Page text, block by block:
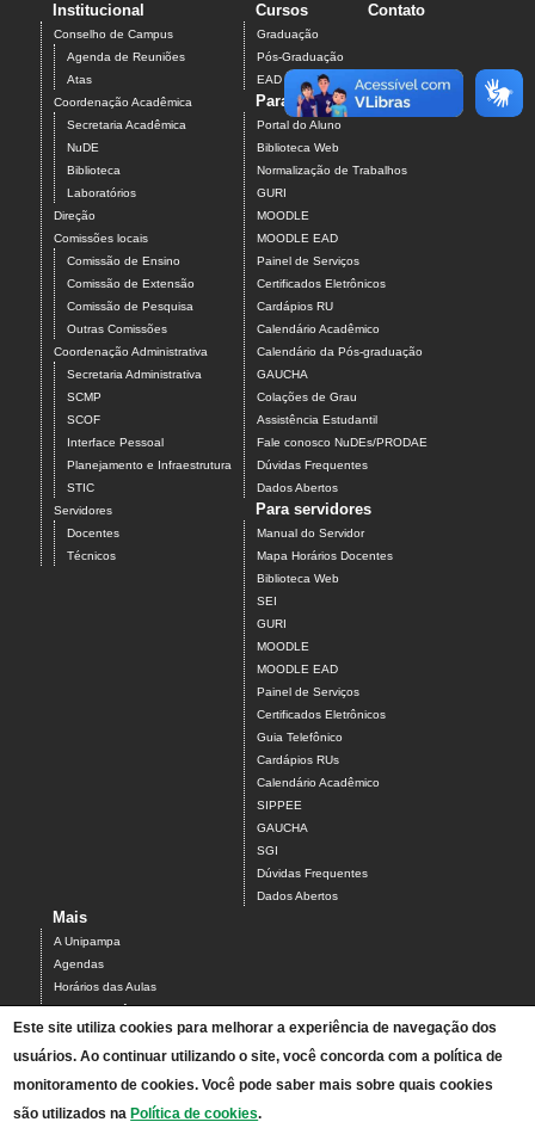
Institucional
Conselho de Campus
Agenda de Reuniões
Atas
Coordenação Acadêmica
Secretaria Acadêmica
NuDE
Biblioteca
Laboratórios
Direção
Comissões locais
Comissão de Ensino
Comissão de Extensão
Comissão de Pesquisa
Outras Comissões
Coordenação Administrativa
Secretaria Administrativa
SCMP
SCOF
Interface Pessoal
Planejamento e Infraestrutura
STIC
Servidores
Docentes
Técnicos
Cursos
Graduação
Pós-Graduação
EAD
Contato
Para estudantes
Portal do Aluno
Biblioteca Web
Normalização de Trabalhos
GURI
MOODLE
MOODLE EAD
Painel de Serviços
Certificados Eletrônicos
Cardápios RU
Calendário Acadêmico
Calendário da Pós-graduação
GAUCHA
Colações de Grau
Assistência Estudantil
Fale conosco NuDEs/PRODAE
Dúvidas Frequentes
Dados Abertos
Para servidores
Manual do Servidor
Mapa Horários Docentes
Biblioteca Web
SEI
GURI
MOODLE
MOODLE EAD
Painel de Serviços
Certificados Eletrônicos
Guia Telefônico
Cardápios RUs
Calendário Acadêmico
SIPPEE
GAUCHA
SGI
Dúvidas Frequentes
Dados Abertos
Mais
A Unipampa
Agendas
Horários das Aulas
Centro Acadêmico do Campus Alegrete
Estrutura Organizacional
PDI 2019-2023
Orientações de segurança
Este site utiliza cookies para melhorar a experiência de navegação dos
usuários. Ao continuar utilizando o site, você concorda com a política de
monitoramento de cookies. Você pode saber mais sobre quais cookies
são utilizados na Política de cookies.